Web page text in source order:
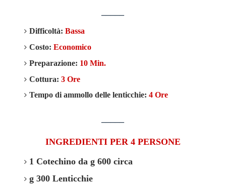
Difficoltà:Bassa
Costo:Economico
Preparazione: 10 Min.
Cottura:3 Ore
Tempo di ammollo delle lenticchie:4 Ore
INGREDIENTI PER 4 PERSONE
1 Cotechino da g 600 circa
g 300 Lenticchie